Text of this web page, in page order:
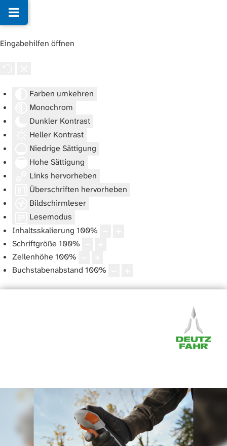
Eingabehilfen öffnen
Farben umkehren
Monochrom
Dunkler Kontrast
Heller Kontrast
Niedrige Sättigung
Hohe Sättigung
Links hervorheben
Überschriften hervorheben
Bildschirmleser
Lesemodus
Inhaltsskalierung 100%
Schriftgröße 100%
Zeilenhöhe 100%
Buchstabenabstand 100%